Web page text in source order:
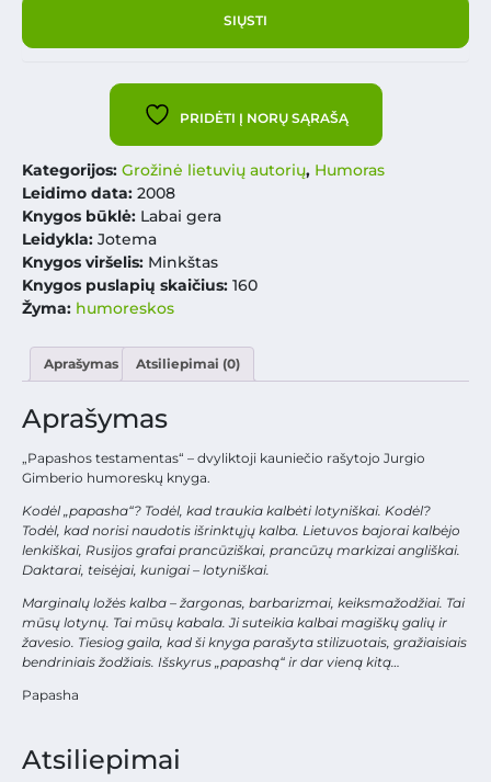
PRIDĖTI Į NORŲ SĄRAŠĄ
Kategorijos: Grožinė lietuvių autorių, Humoras
Leidimo data: 2008
Knygos būklė: Labai gera
Leidykla: Jotema
Knygos viršelis: Minkštas
Knygos puslapių skaičius: 160
Žyma: humoreskos
Aprašymas Atsiliepimai (0)
Aprašymas
„Papashos testamentas“ – dvyliktoji kauniečio rašytojo Jurgio
Gimberio humoreskų knyga.
Kodėl „papasha“? Todėl, kad traukia kalbėti lotyniškai. Kodėl?
Todėl, kad norisi naudotis išrinktųjų kalba. Lietuvos bajorai kalbėjo
lenkiškai, Rusijos grafai prancūziškai, prancūzų markizai angliškai.
Daktarai, teisėjai, kunigai – lotyniškai.
Marginalų ložės kalba – žargonas, barbarizmai, keiksmažodžiai. Tai
mūsų lotynų. Tai mūsų kabala. Ji suteikia kalbai magiškų galių ir
žavesio. Tiesiog gaila, kad ši knyga parašyta stilizuotais, gražiaisiais
bendriniais žodžiais. Išskyrus „papashą“ ir dar vieną kitą…
Papasha
Atsiliepimai